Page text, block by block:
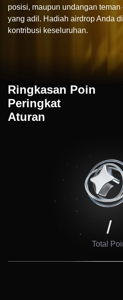
posisi, maupun undangan
yang adil. Hadiah airdrop Anda
kontribusi keseluruhan.
Ringkasan Poin
Peringkat
Aturan
/
Total